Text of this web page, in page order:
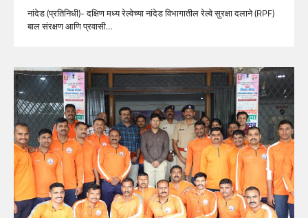
नांदेड (प्रतिनिधी)- दक्षिण मध्य रेल्वेच्या नांदेड विभागातील रेल्वे सुरक्षा दलाने (RPF)
बाल संरक्षण आणि प्रवासी…